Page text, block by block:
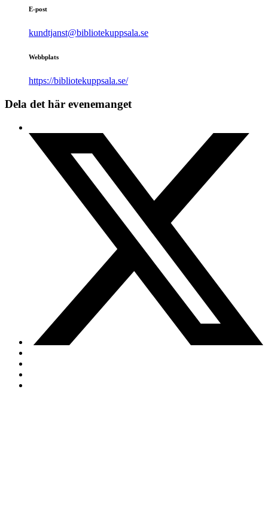
E-post
kundtjanst@bibliotekuppsala.se
Webbplats
https://bibliotekuppsala.se/
Dela det här evenemanget